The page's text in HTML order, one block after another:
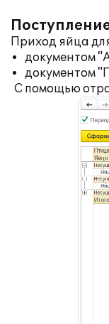
Приход яйца
документом
документом
С помощью